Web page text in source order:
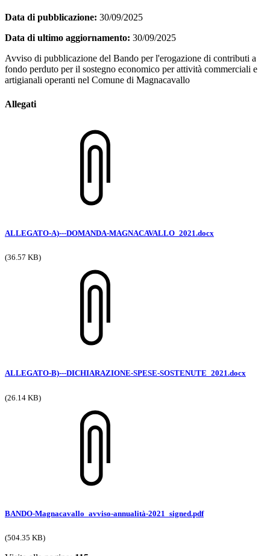
Data di pubblicazione: 30/09/2025
Data di ultimo aggiornamento: 30/09/2025
Avviso di pubblicazione del Bando per l'erogazione di contributi a
fondo perduto per il sostegno economico per attività commerciali e
artigianali operanti nel Comune di Magnacavallo
Allegati
ALLEGATO-A)---DOMANDA-MAGNACAVALLO_2021.docx
(36.57 KB)
ALLEGATO-B)---DICHIARAZIONE-SPESE-SOSTENUTE_2021.docx
(26.14 KB)
BANDO-Magnacavallo_avviso-annualità-2021_signed.pdf
(504.35 KB)